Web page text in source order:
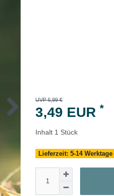
UVP 6,99 €
3,49 EUR*
Inhalt 1 Stück
Lieferzeit: 5-14 Werktage